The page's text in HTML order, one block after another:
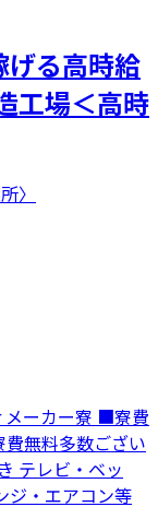
げる高時給
工場＜高時
〉
ーカー寮 ■寮費
無料多数ござい
テレビ・ベッ
ジ・エアコン等